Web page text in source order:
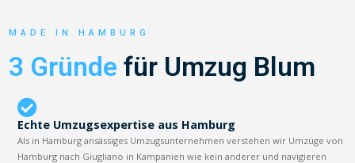
MADE IN HAMBURG
3 Gründe für Umzug Blum
Echte Umzugsexpertise aus Hamburg
Als in Hamburg ansässiges Umzugsunternehmen verstehen wir Umzüge von
Hamburg nach Giugliano in Kampanien wie kein anderer und navigieren